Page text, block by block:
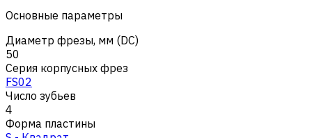
Основные параметры
Диаметр фрезы, мм (DC)
50
Серия корпусных фрез
FS02
Число зубьев
4
Форма пластины